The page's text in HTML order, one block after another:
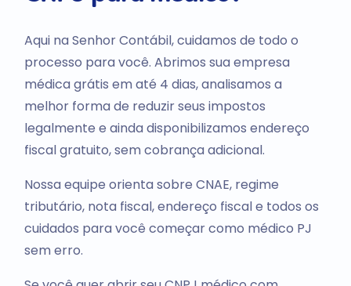
Aqui na Senhor Contábil, cuidamos de todo o
processo para você. Abrimos sua empresa
médica grátis em até 4 dias, analisamos a
melhor forma de reduzir seus impostos
legalmente e ainda disponibilizamos endereço
fiscal gratuito, sem cobrança adicional.
Nossa equipe orienta sobre CNAE, regime
tributário, nota fiscal, endereço fiscal e todos os
cuidados para você começar como médico PJ
sem erro.